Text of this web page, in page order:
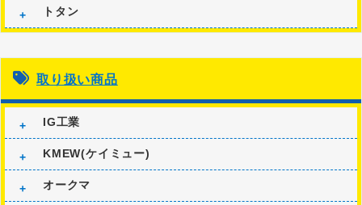
トタン
取り扱い商品
IG工業
KMEW(ケイミュー)
オークマ